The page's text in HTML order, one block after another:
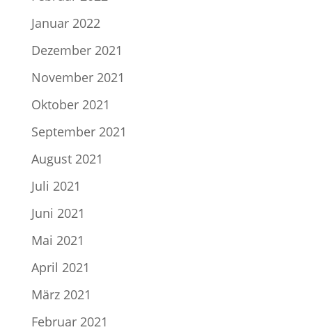
Januar 2022
Dezember 2021
November 2021
Oktober 2021
September 2021
August 2021
Juli 2021
Juni 2021
Mai 2021
April 2021
März 2021
Februar 2021